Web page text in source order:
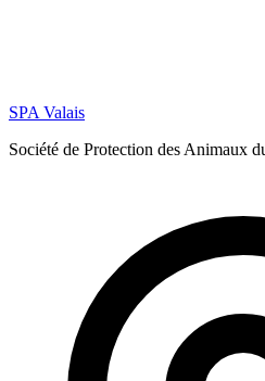
Voir toutes les adoptions réussies
SPA Valais
Société de Protection des Animaux